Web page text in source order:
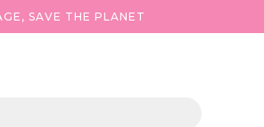
SAVE THE PLANET